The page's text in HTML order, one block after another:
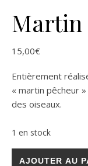
Martin
15,00€
Entièrement
« martin pêcheur
des oiseaux.
1 en stock
quantité de Martin
AJOUTER AU